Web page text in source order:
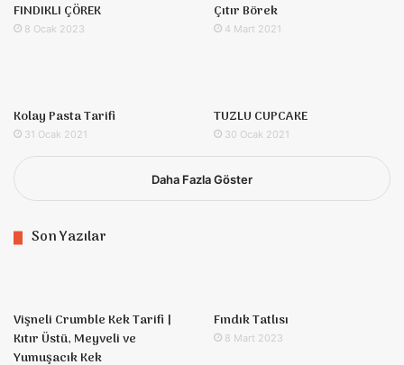
FINDIKLI ÇÖREK
8 Ocak 2023
Çıtır Börek
4 Mart 2021
Kolay Pasta Tarifi
31 Ocak 2021
TUZLU CUPCAKE
30 Ocak 2021
Daha Fazla Göster
Son Yazılar
Vişneli Crumble Kek Tarifi |
Kıtır Üstü, Meyveli ve
Yumuşacık Kek
Fındık Tatlısı
8 Mart 2023